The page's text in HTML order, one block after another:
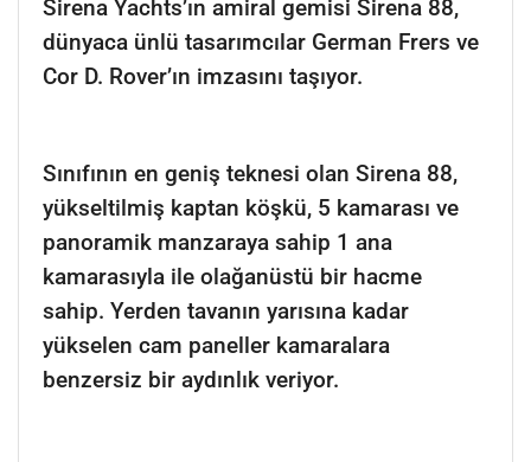
Sirena Yachts’ın amiral gemisi Sirena 88,
dünyaca ünlü tasarımcılar German Frers ve
Cor D. Rover’ın imzasını taşıyor.
Sınıfının en geniş teknesi olan Sirena 88,
yükseltilmiş kaptan köşkü, 5 kamarası ve
panoramik manzaraya sahip 1 ana
kamarasıyla ile olağanüstü bir hacme
sahip. Yerden tavanın yarısına kadar
yükselen cam paneller kamaralara
benzersiz bir aydınlık veriyor.